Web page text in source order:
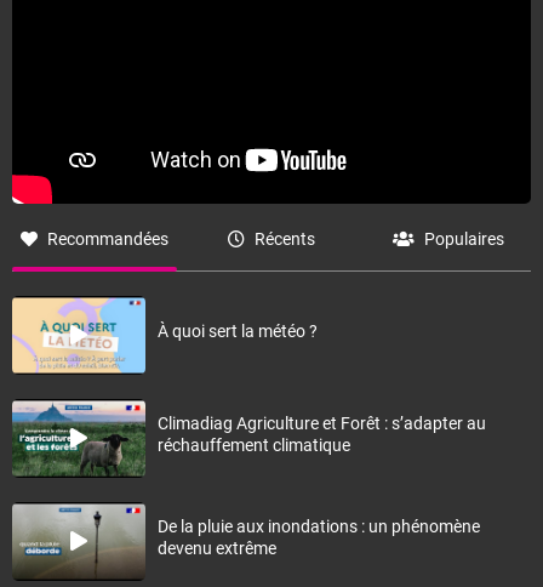
Recommandées Récents Populaires
À quoi sert la météo ?
Climadiag Agriculture et Forêt : s’adapter au
réchauffement climatique
De la pluie aux inondations : un phénomène
devenu extrême